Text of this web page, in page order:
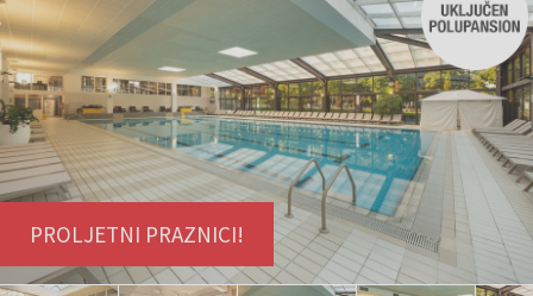
PROLJETNI PRAZNICI!